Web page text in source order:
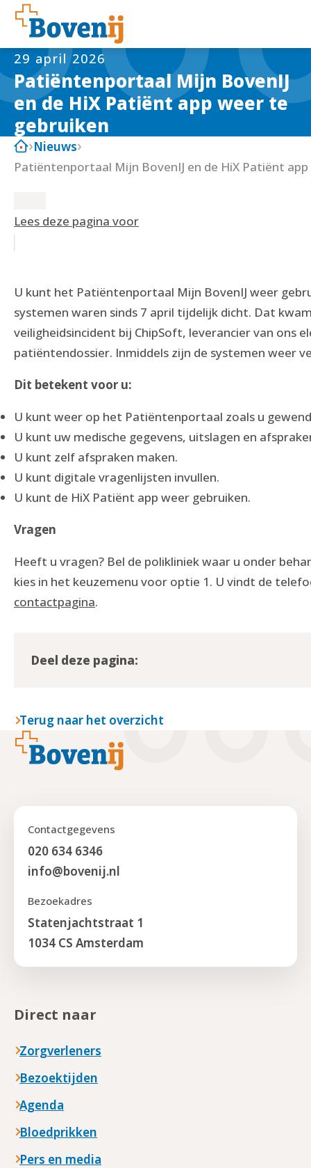
Patiëntenportaal Mijn BovenIJ
en de HiX Patiënt app weer te
gebruiken
29 april 2026
Nieuws
Patiëntenportaal Mijn BovenIJ en de HiX Patiënt
Lees deze pagina voor
U kunt het Patiëntenportaal Mijn BovenIJ weer
systemen waren sinds 7 april tijdelijk dicht. Dat
veiligheidsincident bij ChipSoft, leverancier van ons
patiëntendossier. Inmiddels zijn de systemen weer
Dit betekent voor u:
U kunt weer op het Patiëntenportaal zoals u
U kunt uw medische gegevens, uitslagen en
U kunt zelf afspraken maken.
U kunt digitale vragenlijsten invullen.
U kunt de HiX Patiënt app weer gebruiken.
Vragen
Heeft u vragen? Bel de polikliniek waar u onder
kies in het keuzemenu voor optie 1. U vindt de
contactpagina.
Deel deze pagina:
Terug naar het overzicht
Footer
Contactgegevens
020 634 6346
info@bovenij.nl
Bezoekadres
Statenjachtstraat 1
1034 CS Amsterdam
Direct naar
Zorgverleners
Bezoektijden
Agenda
Bloedprikken
Pers en media